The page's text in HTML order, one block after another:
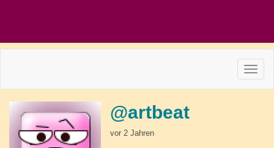
@artbeat
vor 2 Jahren